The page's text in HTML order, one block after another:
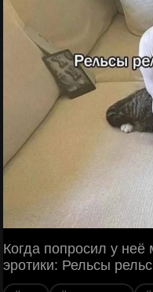
Когда попросил у
эротики: Рельсы